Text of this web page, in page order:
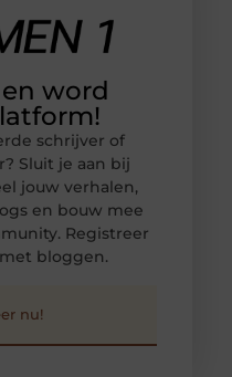
en word
schrijver of
Sluit je aan bij
jouw verhalen,
en bouw mee
Registreer
bloggen.
nu!